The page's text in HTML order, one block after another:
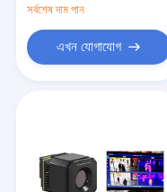
ভিডিও
সর্বশেষ দাম পান
এখন যোগাযোগ